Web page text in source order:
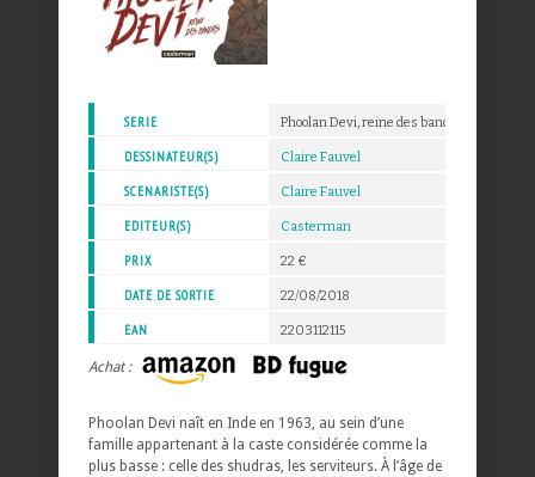
SERIE Phoolan Devi, reine des bandits
DESSINATEUR(S) Claire Fauvel
SCENARISTE(S) Claire Fauvel
EDITEUR(S) Casterman
PRIX 22 €
DATE DE SORTIE 22/08/2018
EAN 2203112115
Achat :
Phoolan Devi naît en Inde en 1963, au sein d’une
famille appartenant à la caste considérée comme la
plus basse : celle des shudras, les serviteurs. À l’âge de